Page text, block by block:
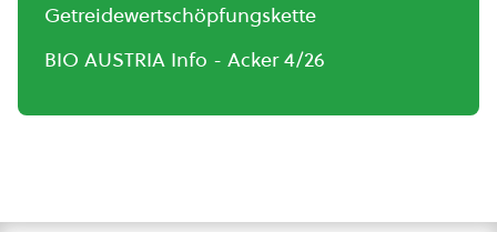
Getreidewertschöpfungskette
BIO AUSTRIA Info - Acker 4/26